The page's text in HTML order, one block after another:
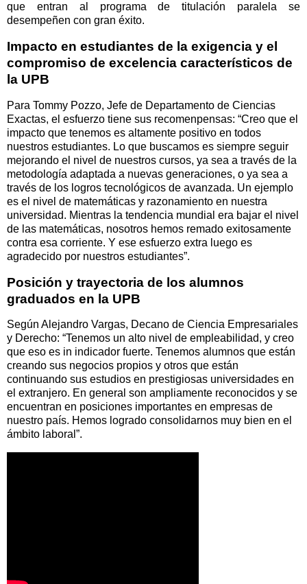
que entran al programa de titulación paralela se
desempeñen con gran éxito.
Impacto en estudiantes de la exigencia y el
compromiso de excelencia característicos de
la UPB
Para Tommy Pozzo, Jefe de Departamento de Ciencias
Exactas, el esfuerzo tiene sus recomenpensas: “Creo que el
impacto que tenemos es altamente positivo en todos
nuestros estudiantes. Lo que buscamos es siempre seguir
mejorando el nivel de nuestros cursos, ya sea a través de la
metodología adaptada a nuevas generaciones, o ya sea a
través de los logros tecnológicos de avanzada. Un ejemplo
es el nivel de matemáticas y razonamiento en nuestra
universidad. Mientras la tendencia mundial era bajar el nivel
de las matemáticas, nosotros hemos remado exitosamente
contra esa corriente. Y ese esfuerzo extra luego es
agradecido por nuestros estudiantes”.
Posición y trayectoria de los alumnos
graduados en la UPB
Según Alejandro Vargas, Decano de Ciencia Empresariales
y Derecho: “Tenemos un alto nivel de empleabilidad, y creo
que eso es in indicador fuerte. Tenemos alumnos que están
creando sus negocios propios y otros que están
continuando sus estudios en prestigiosas universidades en
el extranjero. En general son ampliamente reconocidos y se
encuentran en posiciones importantes en empresas de
nuestro país. Hemos logrado consolidarnos muy bien en el
ámbito laboral”.